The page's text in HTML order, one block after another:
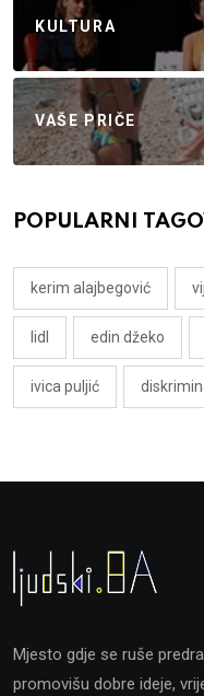
KULTURA
VAŠE PRIČE
POPULARNI
kerim alajbegović
lidl edin džeko
ivica puljić
Mjesto gdje se ruše
promovišu dobre ideje,